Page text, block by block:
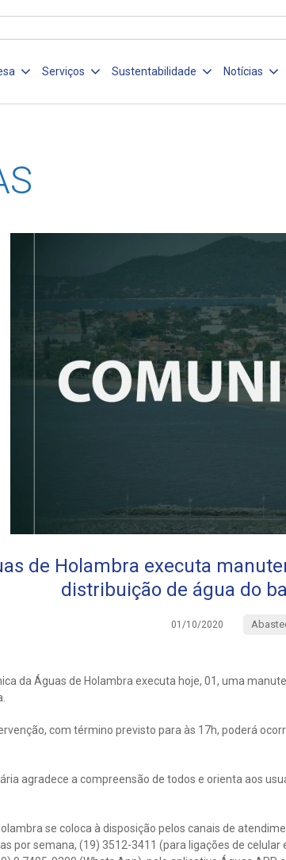
Serviços Sustentabilidade Notícias
de Holambra executa
distribuição de água do
01/10/2020
da Águas de Holambra executa hoje, 01, uma
com término previsto para às 17h, poderá
agradece a compreensão de todos e orienta aos
se coloca à disposição pelos canais de
por semana, (19) 3512-3411 (para ligações de